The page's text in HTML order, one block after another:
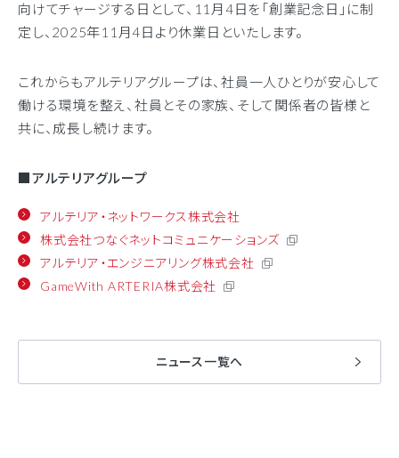
向けてチャージする日として、11月4日を「創業記念日」に制
定し、2025年11月4日より休業日といたします。
これからもアルテリアグループは、社員一人ひとりが安心して
働ける環境を整え、社員とその家族、そして関係者の皆様と
共に、成長し続けます。
■アルテリアグループ
アルテリア・ネットワークス株式会社
株式会社つなぐネットコミュニケーションズ
アルテリア・エンジニアリング株式会社
GameWith ARTERIA株式会社
ニュース一覧へ